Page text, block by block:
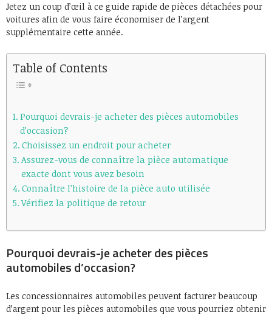
Jetez un coup d’œil à ce guide rapide de pièces détachées pour
voitures afin de vous faire économiser de l’argent
supplémentaire cette année.
Table of Contents
Pourquoi devrais-je acheter des pièces automobiles
d’occasion?
Choisissez un endroit pour acheter
Assurez-vous de connaître la pièce automatique
exacte dont vous avez besoin
Connaître l’histoire de la pièce auto utilisée
Vérifiez la politique de retour
Pourquoi devrais-je acheter des pièces
automobiles d’occasion?
Les concessionnaires automobiles peuvent facturer beaucoup
d’argent pour les pièces automobiles que vous pourriez obtenir